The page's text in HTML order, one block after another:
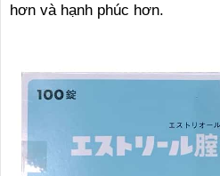
hơn và hạnh phúc hơn.